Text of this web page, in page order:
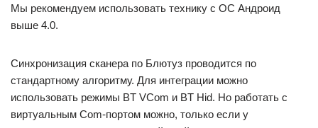
Мы рекомендуем использовать технику с ОС Андроид
выше 4.0.
Синхронизация сканера по Блютуз проводится по
стандартному алгоритму. Для интеграции можно
использовать режимы BT VCom и BT Hid. Но работать с
виртуальным Com-портом можно, только если у